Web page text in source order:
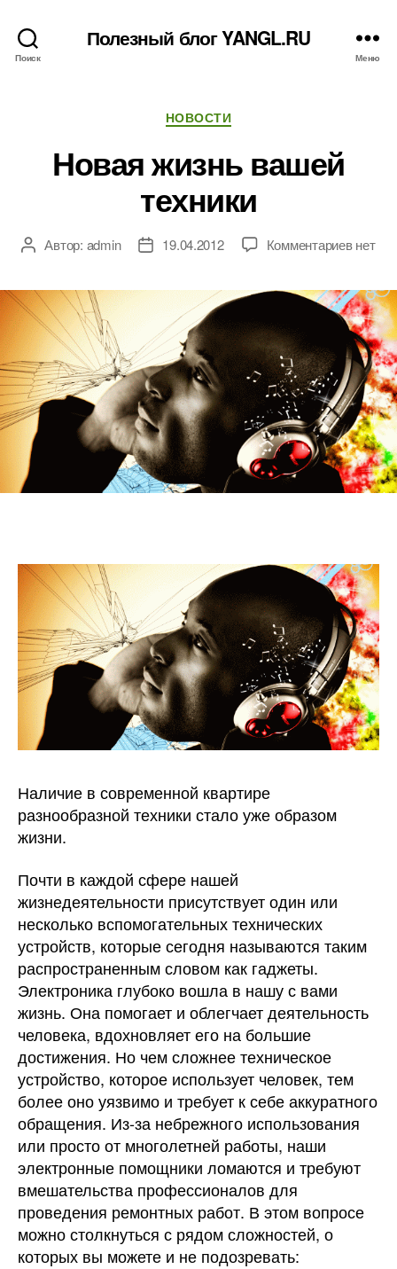
Поиск
Полезный блог YANGL.RU
Меню
Рубрики
НОВОСТИ
Новая жизнь вашей
техники
АвторАвтор: admin
Дата19.04.2012 Комментариевк
жизнь
вашей
техники
нет
Наличие в современной квартире
разнообразной техники стало уже образом
жизни.
Почти в каждой сфере нашей
жизнедеятельности присутствует один или
несколько вспомогательных технических
устройств, которые сегодня называются таким
распространенным словом как гаджеты.
Электроника глубоко вошла в нашу с вами
жизнь. Она помогает и облегчает деятельность
человека, вдохновляет его на большие
достижения. Но чем сложнее техническое
устройство, которое использует человек, тем
более оно уязвимо и требует к себе аккуратного
обращения. Из-за небрежного использования
или просто от многолетней работы, наши
электронные помощники ломаются и требуют
вмешательства профессионалов для
проведения ремонтных работ. В этом вопросе
можно столкнуться с рядом сложностей, о
которых вы можете и не подозревать: